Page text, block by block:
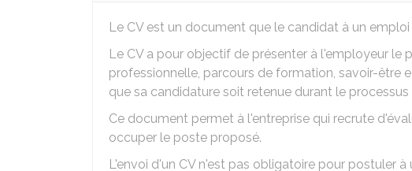
Le CV est un document que le candidat à un
Le CV a pour objectif de présenter à l'employeur le
professionnelle, parcours de formation, savoir-être
que sa candidature soit retenue durant le processus
Ce document permet à l'entreprise qui recrute
occuper le poste proposé.
L'envoi d'un CV n'est pas obligatoire pour postuler à